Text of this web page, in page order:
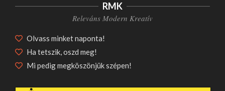
RMK
Releváns Modern Kreatív
Olvass minket naponta!
Ha tetszik, oszd meg!
Mi pedig megköszönjük szépen!
NÖVÉNYEKKEL A MAGYAR
KERTEKBEN
Szórakozás
ASZTALOK ESHO SHOP